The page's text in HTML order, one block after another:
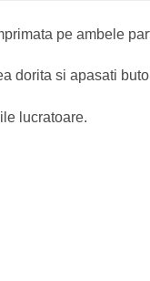
pe ambele
dorita si apasati
lucratoare.